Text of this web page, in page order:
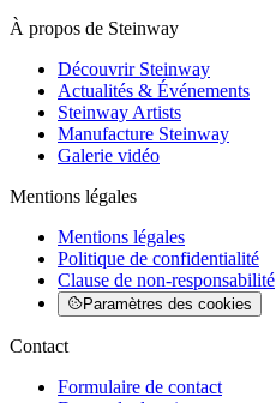
À propos de Steinway
Découvrir Steinway
Actualités & Événements
Steinway Artists
Manufacture Steinway
Galerie vidéo
Mentions légales
Mentions légales
Politique de confidentialité
Clause de non-responsabilité
Paramètres des cookies
Contact
Formulaire de contact